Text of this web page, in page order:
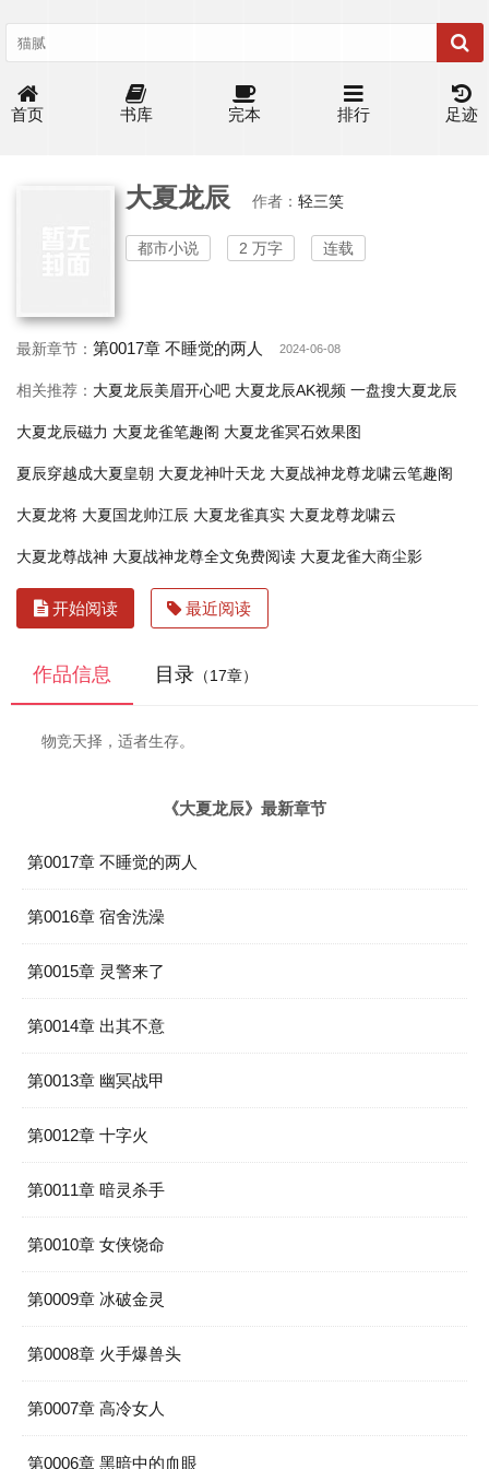
首页 书库 完本 排行 足迹
大夏龙辰 作者： 轻三笑
都市小说 2 万字 连载
最新章节： 第0017章 不睡觉的两人 2024-06-08
相关推荐： 大夏龙辰美眉开心吧 大夏龙辰AK视频 一盘搜大夏龙辰
大夏龙辰磁力 大夏龙雀笔趣阁 大夏龙雀冥石效果图
夏辰穿越成大夏皇朝 大夏龙神叶天龙 大夏战神龙尊龙啸云笔趣阁
大夏龙将 大夏国龙帅江辰 大夏龙雀真实 大夏龙尊龙啸云
大夏龙尊战神 大夏战神龙尊全文免费阅读 大夏龙雀大商尘影
开始阅读 最近阅读
作品信息 目录 （17章）
物竞天择，适者生存。
《大夏龙辰》最新章节
第0017章 不睡觉的两人
第0016章 宿舍洗澡
第0015章 灵警来了
第0014章 出其不意
第0013章 幽冥战甲
第0012章 十字火
第0011章 暗灵杀手
第0010章 女侠饶命
第0009章 冰破金灵
第0008章 火手爆兽头
第0007章 高冷女人
第0006章 黑暗中的血眼